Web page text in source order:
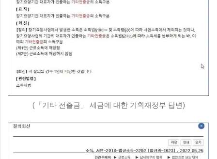
(「기타 전출금」 세금에 대한 기획재정부 답변)